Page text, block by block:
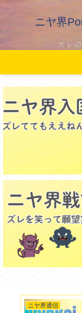
ニヤ界
ニヤ界通信